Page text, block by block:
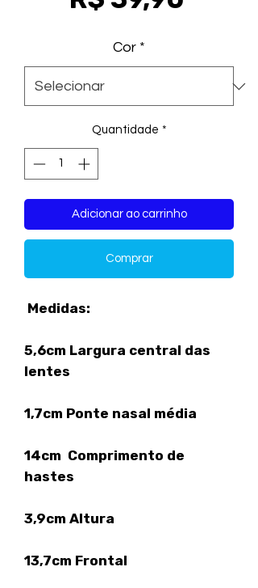
Cor *
Quantidade *
Adicionar ao carrinho
Comprar
Medidas:
5,6cm Largura central das
lentes
1,7cm Ponte nasal média
14cm Comprimento de
hastes
3,9cm Altura
13,7cm Frontal